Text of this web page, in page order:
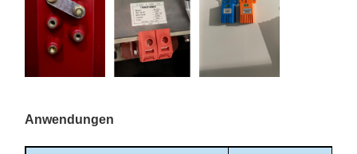
Anwendungen